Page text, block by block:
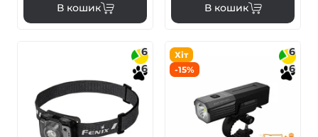
В кошик В кошик
6
6
Хіт
-15%
6
6